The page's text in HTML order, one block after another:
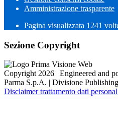
Amministrazione trasparente
Pagina visualizzata 1241
Sezione Copyright
Copyright 2026 | Engineered and
Parma S.p.A. | Divisione
Disclaimer trattamento dati